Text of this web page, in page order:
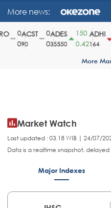
More news:
ACST
90
ADES
35550
150
0.42
ADHI
164
More
Market Watch
Last updated : 03.18 WIB | 24/07/
Data is a realtime snapshot, delayed
Major Indexes